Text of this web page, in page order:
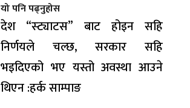
यो पनि पढ्नुहोस
देश “स्ट्याटस” बाट होइन सहि
निर्णयले चल्छ, सरकार सहि
भइदिएको भए यस्तो अवस्था आउने
थिएन :हर्क साम्पाङ